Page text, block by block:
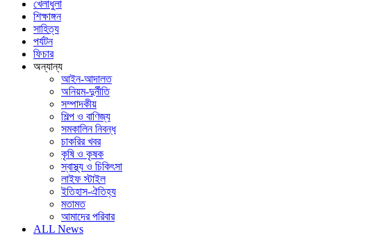
খেলাধুলা
শিক্ষাঙ্গন
সাহিত্য
পর্যটন
ফিচার
অন্যান্য
আইন-আদালত
অনিয়ম-দুর্নীতি
সম্পাদকীয়
শিল্প ও বাণিজ্য
সমকালিন নিবন্ধ
চাকরির খবর
কৃষি ও কৃষক
স্বাস্থ্য ও চিকিৎসা
লাইফ স্টাইল
ইতিহাস-ঐতিহ্য
মতামত
আমাদের পরিবার
ALL News